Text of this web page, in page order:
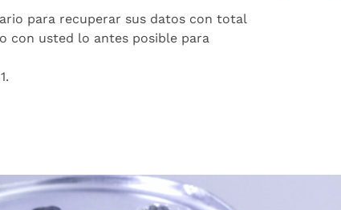
para recuperar sus datos con total
con usted lo antes posible para